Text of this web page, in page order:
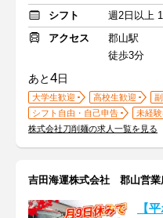
シフト
週2日以上
アクセス
郡山駅
徒歩3分
あと4日
大学生歓迎 高校生歓迎
シフト自由・自己申告
未経
株式会社刀削麺の求人一覧を見る
吉田海運株式会社 郡山営
【